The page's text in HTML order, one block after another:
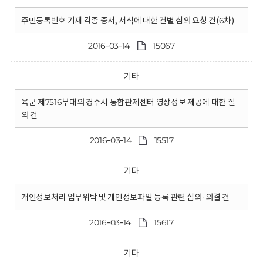
주민등록번호 기재 각종 증서, 서식에 대한 건별 심의 요청 건(6차)
2016-03-14 15067
기타
육군 제7516부대의 경주시 통합관제센터 영상정보 제공에 대한 질
의 건
2016-03-14 15517
기타
개인정보처리 업무위탁 및 개인정보파일 등록 관련 심의·의결 건
2016-03-14 15617
기타